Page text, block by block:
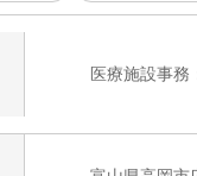
医療施設事務